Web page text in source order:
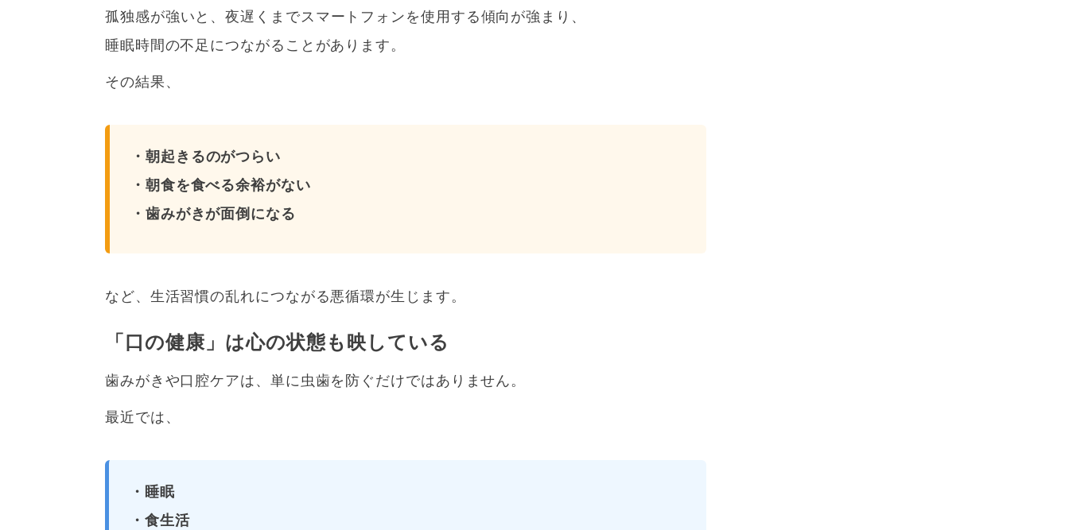
孤独感が強いと、夜遅くまでスマートフォンを使用する傾向が強まり、
睡眠時間の不足につながることがあります。
その結果、
・朝起きるのがつらい
・朝食を食べる余裕がない
・歯みがきが面倒になる
など、生活習慣の乱れにつながる悪循環が生じます。
「口の健康」は心の状態も映している
歯みがきや口腔ケアは、単に虫歯を防ぐだけではありません。
最近では、
・睡眠
・食生活